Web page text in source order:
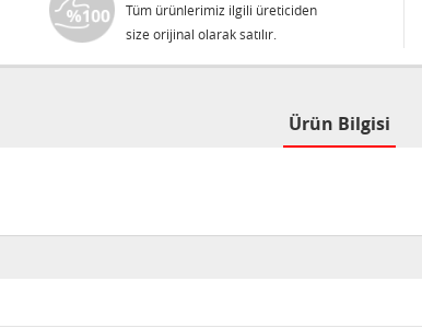
Tüm ürünlerimiz ilgili üreticiden
size orijinal olarak satılır.
Ürün Bilgisi